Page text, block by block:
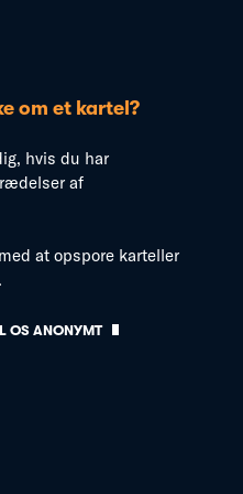
om et kartel?
hvis du har
af
at opspore karteller
OS ANONYMT